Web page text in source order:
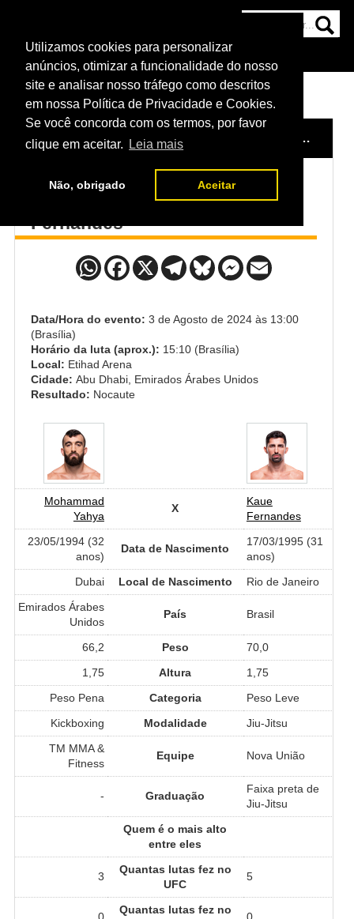
Utilizamos cookies para personalizar
anúncios, otimizar a funcionalidade do nosso
site e analisar nosso tráfego como descritos
em nossa Política de Privacidade e Cookies.
Se você concorda com os termos, por favor
clique em aceitar.
Leia mais
Não, obrigado Aceitar
NOTÍCIAS
HOME EVENTO / UFC FIGHT NIGHT: SANDHAGEN VS. NURMAGOMEDOV
Mohammad Yahya x Kaue
Fernandes
Data/Hora do evento: 3 de Agosto de 2024 às 13:00
(Brasília)
Horário da luta (aprox.): 15:10 (Brasília)
Local: Etihad Arena
Cidade: Abu Dhabi, Emirados Árabes Unidos
Resultado: Nocaute
Mohammad
Yahya
X
Kaue
Fernandes
23/05/1994 (32
anos)
Data de Nascimento
17/03/1995 (31
anos)
Dubai
Local de Nascimento
Rio de Janeiro
Emirados Árabes
Unidos
País Brasil
66,2 Peso
70,0
1,75
Altura
1,75
Peso Pena
Categoria
Peso Leve
Kickboxing
Modalidade
Jiu-Jitsu
TM MMA &
Fitness
Equipe Nova União
- Graduação
Faixa preta de
Jiu-Jitsu
Quem é o mais alto
entre eles
3
Quantas lutas fez no
UFC
5
0
Quantas lutas fez no
0